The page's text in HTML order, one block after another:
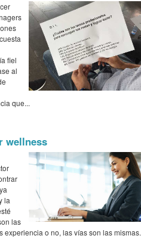
fiel
al
que...
wellness
la
las
o no, las vías son las mismas.